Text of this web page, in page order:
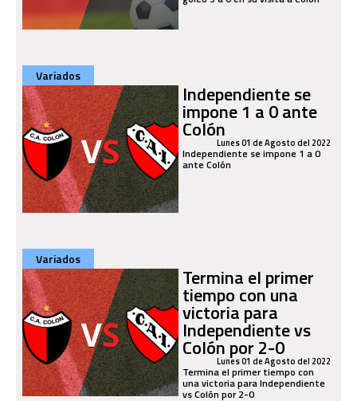
Variados
Independiente se
impone 1 a 0 ante
ColónLunes 01 de Agosto del 2022
Independiente se impone 1 a 0
ante Colón
Variados
Termina el primer
tiempo con una
victoria para
Independiente vs
Colón por 2-0
Lunes 01 de Agosto del 2022
Termina el primer tiempo con
una victoria para Independiente
vs Colón por 2-0